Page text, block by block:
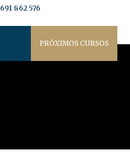
691 862 576
PRÓXIMOS CURSOS